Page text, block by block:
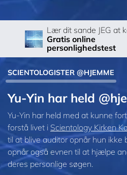
Lær dit sande JEG at
Gratis online
personlighedstest
SCIENTOLOGISTER @HJEMME
Yu-Yin har held
Yu-Yin har held med at kunne
forstå livet i Scientology Kirken
til at blive auditor opnår hun ikke
opnår også evnen til at hjælpe
deres personlige søgen.